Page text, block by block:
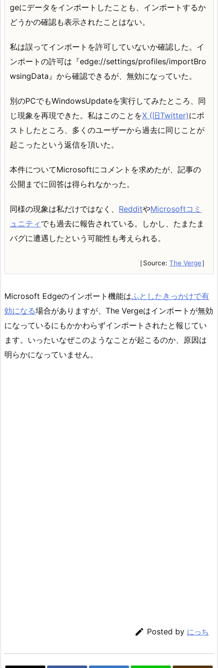
geにデータをインポートしたことも、インポートするか
どうかの確認も表示されたことはない。
私は誤ってインポートを許可していないか確認した。イ
ンポートの許可は『edge://settings/profiles/importBro
wsingData』から確認できるが、無効になっていた。
別のPCでもWindowsUpdateを実行してみたところ、同
じ現象を再現できた。私はこのことをX (旧Twitter)にポ
ストしたところ、多くのユーザーから過去に同じことが
起こったという返信を頂いた。
本件についてMicrosoftにコメントを求めたが、記事の
公開までに回答は得られなかった。
同様の現象は私だけではなく、 RedditやMicrosoftコミ
ュニティ でも過去に報告されている。しかし、たまたま
バグに遭遇したという可能性も考えられる。
［Source: The Verge］
Microsoft Edgeのインポート機能はふとしたきっかけで有
効になる場合がありますが、The Vergeはインポートが無効
になっているにもかかわらずインポートされたと報じてい
ます。いったいなぜこのようなことが起こるのか、原因は
明らかになっていません。
 Posted by にっち